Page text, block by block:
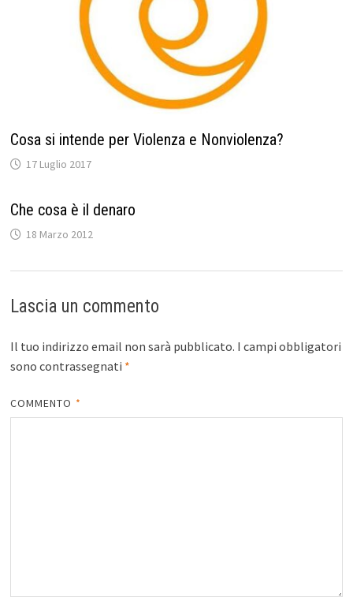
Cosa si intende per Violenza e Nonviolenza?
17 Luglio 2017
Che cosa è il denaro
18 Marzo 2012
Lascia un commento
Il tuo indirizzo email non sarà pubblicato. I campi obbligatori
sono contrassegnati *
COMMENTO *